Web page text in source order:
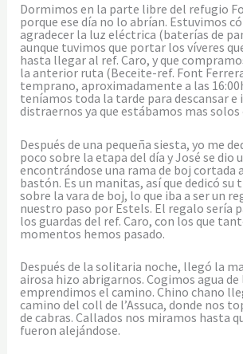
Dormimos en la parte libre del refugio
porque ese día no lo abrían. Estuvimos
agradecer la luz eléctrica (baterías de
aunque tuvimos que portar los víveres
hasta llegar al ref. Caro, y que
la anterior ruta (Beceite-ref. Font
temprano, aproximadamente a las
teníamos toda la tarde para descansar
distraernos ya que estábamos mas solos
Después de una pequeña siesta, yo me
poco sobre la etapa del día y José se dio
encontrándose una rama de boj cortada
bastón. Es un manitas, así que dedicó
sobre la vara de boj, lo que iba a ser un
nuestro paso por Estels. El regalo sería
los guardas del ref. Caro, con los que
momentos hemos pasado.
Después de la solitaria noche, llegó la
airosa hizo abrigarnos. Cogimos agua
emprendimos el camino. Chino chano
camino del coll de l’Assuca, donde nos
de cabras. Callados nos miramos hasta
fueron alejándose.